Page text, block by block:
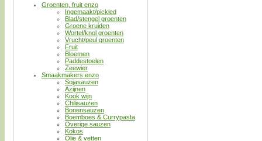
Groenten, fruit enzo
Ingemaakt/pickled
Blad/stengel groenten
Groene kruiden
Wortel/knol groenten
Vrucht/peul groenten
Fruit
Bloemen
Paddestoelen
Zeewier
Smaakmakers enzo
Sojasauzen
Azijnen
Kook wijn
Chilisauzen
Bonensauzen
Boemboes & Currypasta
Overige sauzen
Kokos
Olie & vetten